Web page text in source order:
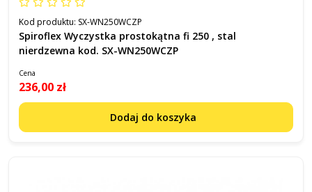
Kod produktu: SX-WN250WCZP
Spiroflex Wyczystka prostokątna fi 250 , stal
nierdzewna kod. SX-WN250WCZP
Cena
236,00 zł
Dodaj do koszyka